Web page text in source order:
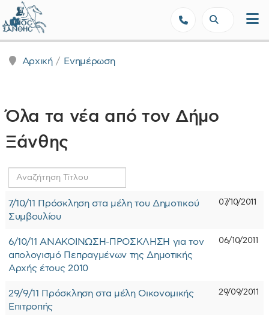
Αρχική Ενημέρωση
Όλα τα νέα από τον Δήμο
Ξάνθης
Αναζήτηση
Τίτλου
7/10/11 Πρόσκληση στα μέλη του Δημοτικού
Συμβουλίου
07/10/2011
6/10/11 ΑΝΑΚΟΙΝΩΣΗ-ΠΡΟΣΚΛΗΣΗ για τον
απολογισμό Πεπραγμένων της Δημοτικής
Αρχής έτους 2010
06/10/2011
29/9/11 Πρόσκληση στα μέλη Οικονομικής
Επιτροπής
29/09/2011